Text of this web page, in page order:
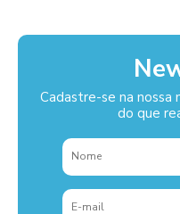
Cadastre-se na
do que